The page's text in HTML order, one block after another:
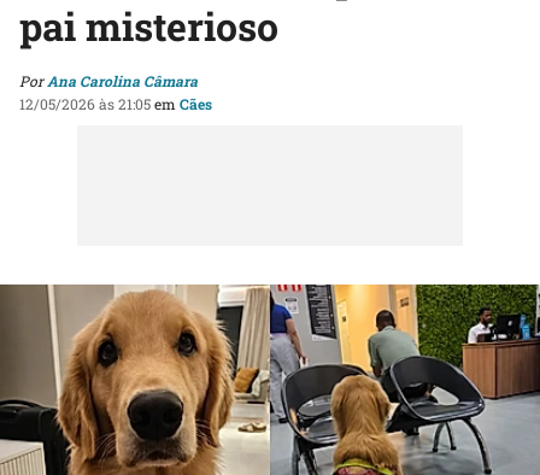
pai misterioso
PorAna Carolina Câmara
12/05/2026 às 21:05em Cães